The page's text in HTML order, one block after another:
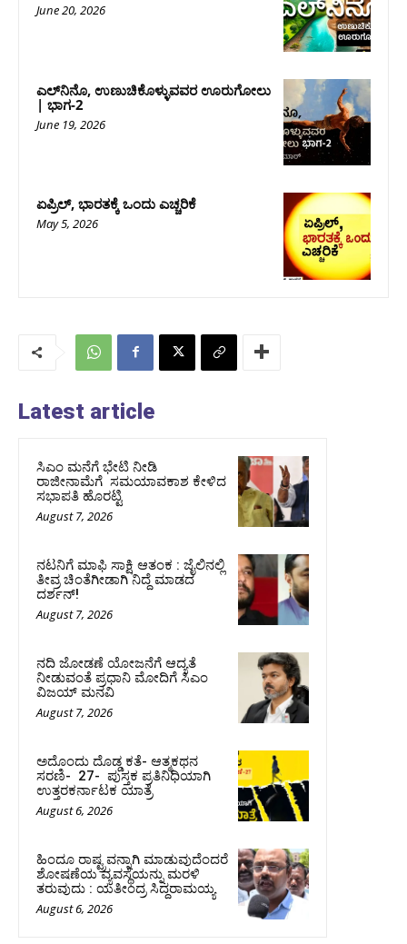
June 20, 2026
ಎಲ್‍ನಿನೊ, ಉಣುಚಿಕೊಳ್ಳುವವರ ಊರುಗೋಲು
| ಭಾಗ-2
June 19, 2026
ಏಪ್ರಿಲ್, ಭಾರತಕ್ಕೆ ಒಂದು ಎಚ್ಚರಿಕೆ
May 5, 2026
Latest article
ಸಿಎಂ ಮನೆಗೆ ಭೇಟಿ ನೀಡಿ
ರಾಜೀನಾಮೆಗೆ ಸಮಯಾವಕಾಶ ಕೇಳಿದ
ಸಭಾಪತಿ ಹೊರಟ್ಟಿ
August 7, 2026
ನಟನಿಗೆ ಮಾಫಿ ಸಾಕ್ಷಿ ಆತಂಕ : ಜೈಲಿನಲ್ಲಿ
ತೀವ್ರ ಚಿಂತೆಗೀಡಾಗಿ ನಿದ್ದೆ ಮಾಡದ
ದರ್ಶನ್!
August 7, 2026
ನದಿ ಜೋಡಣೆ ಯೋಜನೆಗೆ ಆದ್ಯತೆ
ನೀಡುವಂತೆ ಪ್ರಧಾನಿ ಮೋದಿಗೆ ಸಿಎಂ
ವಿಜಯ್‌ ಮನವಿ
August 7, 2026
ಅದೊಂದು ದೊಡ್ಡ ಕತೆ- ಆತ್ಮಕಥನ
ಸರಣಿ- 27- ಪುಸ್ತಕ ಪ್ರತಿನಿಧಿಯಾಗಿ
ಉತ್ತರಕರ್ನಾಟಕ ಯಾತ್ರೆ
August 6, 2026
ಹಿಂದೂ ರಾಷ್ಟ್ರವನ್ನಾಗಿ ಮಾಡುವುದೆಂದರೆ
ಶೋಷಣೆಯ ವ್ಯವಸ್ಥೆಯನ್ನು ಮರಳಿ
ತರುವುದು : ಯತೀಂದ್ರ ಸಿದ್ದರಾಮಯ್ಯ
August 6, 2026